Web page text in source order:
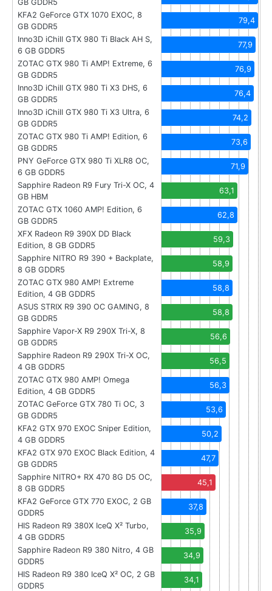
GB GDDR5
KFA2 GeForce GTX 1070 EXOC, 8
GB GDDR5
79,4
Inno3D iChill GTX 980 Ti Black AH S,
6 GB GDDR5
77,9
ZOTAC GTX 980 Ti AMP! Extreme, 6
GB GDDR5
76,9
Inno3D iChill GTX 980 Ti X3 DHS, 6
GB GDDR5
76,4
Inno3D iChill GTX 980 Ti X3 Ultra, 6
GB GDDR5
74,2
ZOTAC GTX 980 Ti AMP! Edition, 6
GB GDDR5
73,6
PNY GeForce GTX 980 Ti XLR8 OC,
6 GB GDDR5
71,9
Sapphire Radeon R9 Fury Tri-X OC, 4
GB HBM
63,1
ZOTAC GTX 1060 AMP! Edition, 6
GB GDDR5
62,8
XFX Radeon R9 390X DD Black
Edition, 8 GB GDDR5
59,3
Sapphire NITRO R9 390 + Backplate,
8 GB GDDR5
58,9
ZOTAC GTX 980 AMP! Extreme
Edition, 4 GB GDDR5
58,8
ASUS STRIX R9 390 OC GAMING, 8
GB GDDR5
58,8
Sapphire Vapor-X R9 290X Tri-X, 8
GB GDDR5
56,6
Sapphire Radeon R9 290X Tri-X OC,
4 GB GDDR5
56,5
ZOTAC GTX 980 AMP! Omega
Edition, 4 GB GDDR5
56,3
ZOTAC GeForce GTX 780 Ti OC, 3
GB GDDR5
53,6
KFA2 GTX 970 EXOC Sniper Edition,
4 GB GDDR5
50,2
KFA2 GTX 970 EXOC Black Edition, 4
GB GDDR5
47,7
Sapphire NITRO+ RX 470 8G D5 OC,
8 GB GDDR5
45,1
KFA2 GeForce GTX 770 EXOC, 2 GB
GDDR5
37,8
HIS Radeon R9 380X IceQ X² Turbo,
4 GB GDDR5
35,9
Sapphire Radeon R9 380 Nitro, 4 GB
GDDR5
34,9
HIS Radeon R9 380 IceQ X² OC, 2 GB
GDDR5
34,1